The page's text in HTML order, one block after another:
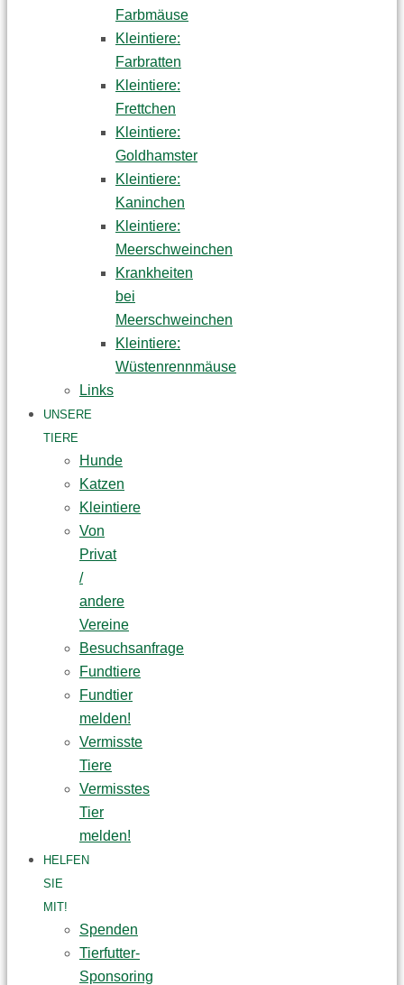
Farbmäuse
Kleintiere:
Farbratten
Kleintiere:
Frettchen
Kleintiere:
Goldhamster
Kleintiere:
Kaninchen
Kleintiere:
Meerschweinchen
Krankheiten
bei
Meerschweinchen
Kleintiere:
Wüstenrennmäuse
Links
UNSERE
TIERE
Hunde
Katzen
Kleintiere
Von
Privat
/
andere
Vereine
Besuchsanfrage
Fundtiere
Fundtier
melden!
Vermisste
Tiere
Vermisstes
Tier
melden!
HELFEN
SIE
MIT!
Spenden
Tierfutter-
Sponsoring